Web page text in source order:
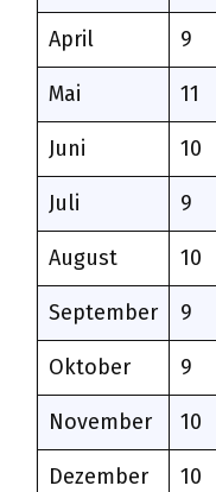
April 9
Mai 11
Juni 10
Juli 9
August 10
September 9
Oktober 9
November 10
Dezember 10